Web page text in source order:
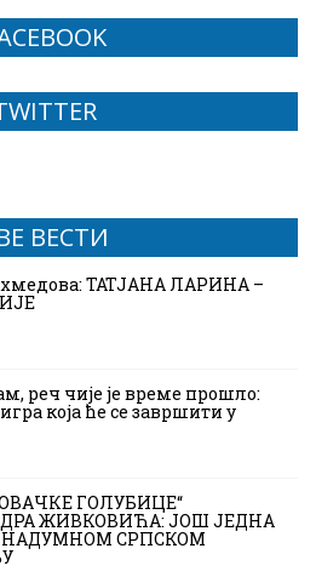
ВЕСТИ
ТАТЈАНА ЛАРИНА –
реч чије је време прошло:
која ће се завршити у
ГОЛУБИЦЕ“
ЖИВКОВИЋА: ЈОШ ЈЕДНА
СРПСКОМ